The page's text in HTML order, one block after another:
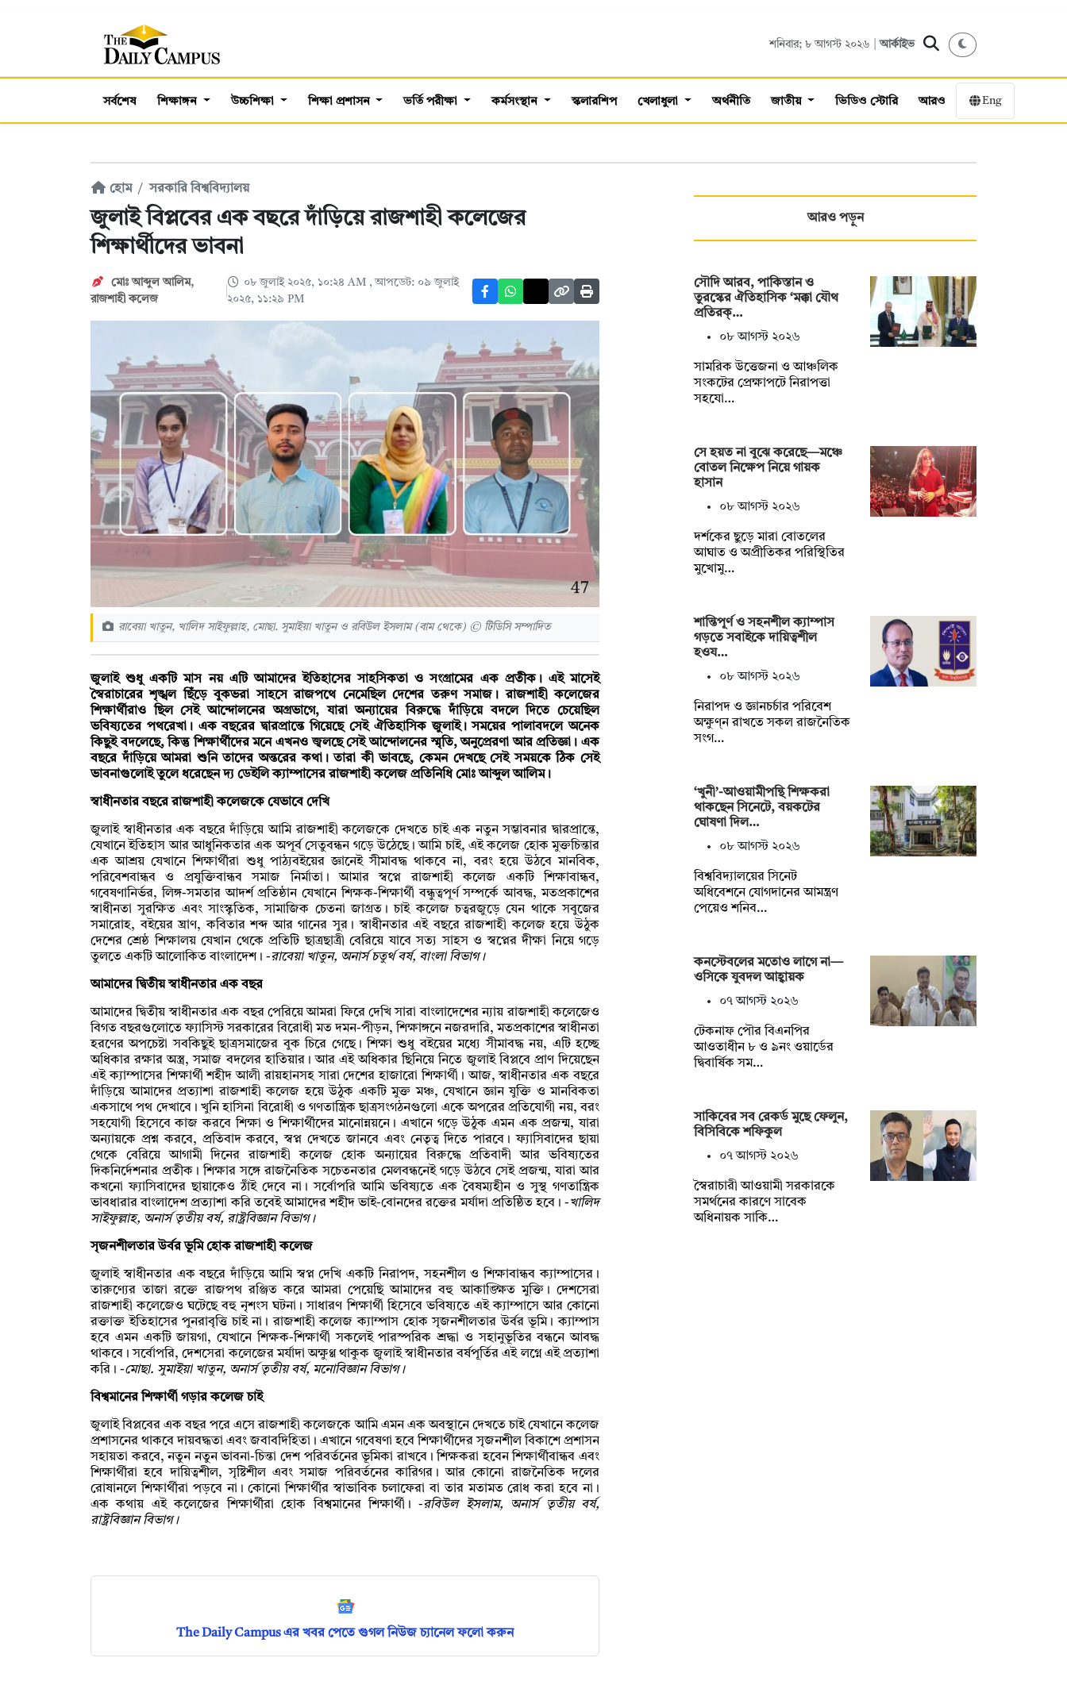
শনিবার; ৮ আগস্ট ২০২৬ |আর্কাইভ
সর্বশেষ শিক্ষাঙ্গন উচ্চশিক্ষা শিক্ষা প্রশাসন ভর্তি পরীক্ষা কর্মসংস্থান স্কলারশিপ খেলাধুলা অর্থনীতি জাতীয় ভিডিও স্টোরি আরও Eng
হোম সরকারি বিশ্ববিদ্যালয়
জুলাই বিপ্লবের এক বছরে দাঁড়িয়ে রাজশাহী কলেজের
শিক্ষার্থীদের ভাবনা
মোঃ আব্দুল আলিম,
রাজশাহী কলেজ
০৮ জুলাই ২০২৫, ১০:২৪ AM , আপডেট: ০৯ জুলাই
২০২৫, ১১:২৯ PM
রাবেয়া খাতুন, খালিদ সাইফুল্লাহ, মোছা. সুমাইয়া খাতুন ও রবিউল ইসলাম (বাম থেকে) © টিডিসি সম্পাদিত
জুলাই শুধু একটি মাস নয় এটি আমাদের ইতিহাসের সাহসিকতা ও সংগ্রামের এক প্রতীক। এই মাসেই
স্বৈরাচারের শৃঙ্খল ছিঁড়ে বুকভরা সাহসে রাজপথে নেমেছিল দেশের তরুণ সমাজ। রাজশাহী কলেজের
শিক্ষার্থীরাও ছিল সেই আন্দোলনের অগ্রভাগে, যারা অন্যায়ের বিরুদ্ধে দাঁড়িয়ে বদলে দিতে চেয়েছিল
ভবিষ্যতের পথরেখা। এক বছরের দ্বারপ্রান্তে গিয়েছে সেই ঐতিহাসিক জুলাই। সময়ের পালাবদলে অনেক
কিছুই বদলেছে, কিন্তু শিক্ষার্থীদের মনে এখনও জ্বলছে সেই আন্দোলনের স্মৃতি, অনুপ্রেরণা আর প্রতিজ্ঞা। এক
বছরে দাঁড়িয়ে আমরা শুনি তাদের অন্তরের কথা। তারা কী ভাবছে, কেমন দেখছে সেই সময়কে ঠিক সেই
ভাবনাগুলোই তুলে ধরেছেন দ্য ডেইলি ক্যাম্পাসের রাজশাহী কলেজ প্রতিনিধি মোঃ আব্দুল আলিম।
স্বাধীনতার বছরে রাজশাহী কলেজকে যেভাবে দেখি
জুলাই স্বাধীনতার এক বছরে দাঁড়িয়ে আমি রাজশাহী কলেজকে দেখতে চাই এক নতুন সম্ভাবনার দ্বারপ্রান্তে,
যেখানে ইতিহাস আর আধুনিকতার এক অপূর্ব সেতুবন্ধন গড়ে উঠেছে। আমি চাই, এই কলেজ হোক মুক্তচিন্তার
এক আশ্রয় যেখানে শিক্ষার্থীরা শুধু পাঠ্যবইয়ের জ্ঞানেই সীমাবদ্ধ থাকবে না, বরং হয়ে উঠবে মানবিক,
পরিবেশবান্ধব ও প্রযুক্তিবান্ধব সমাজ নির্মাতা। আমার স্বপ্নে রাজশাহী কলেজ একটি শিক্ষাবান্ধব,
গবেষণানির্ভর, লিঙ্গ-সমতার আদর্শ প্রতিষ্ঠান যেখানে শিক্ষক-শিক্ষার্থী বন্ধুত্বপূর্ণ সম্পর্কে আবদ্ধ, মতপ্রকাশের
স্বাধীনতা সুরক্ষিত এবং সাংস্কৃতিক, সামাজিক চেতনা জাগ্রত। চাই কলেজ চত্বরজুড়ে যেন থাকে সবুজের
সমারোহ, বইয়ের ঘ্রাণ, কবিতার শব্দ আর গানের সুর। স্বাধীনতার এই বছরে রাজশাহী কলেজ হয়ে উঠুক
দেশের শ্রেষ্ঠ শিক্ষালয় যেখান থেকে প্রতিটি ছাত্রছাত্রী বেরিয়ে যাবে সত্য সাহস ও স্বপ্নের দীক্ষা নিয়ে গড়ে
তুলতে একটি আলোকিত বাংলাদেশ। -রাবেয়া খাতুন, অনার্স চতুর্থ বর্ষ, বাংলা বিভাগ।
আমাদের দ্বিতীয় স্বাধীনতার এক বছর
আমাদের দ্বিতীয় স্বাধীনতার এক বছর পেরিয়ে আমরা ফিরে দেখি সারা বাংলাদেশের ন্যায় রাজশাহী কলেজেও
বিগত বছরগুলোতে ফ্যাসিস্ট সরকারের বিরোধী মত দমন-পীড়ন, শিক্ষাঙ্গনে নজরদারি, মতপ্রকাশের স্বাধীনতা
হরণের অপচেষ্টা সবকিছুই ছাত্রসমাজের বুক চিরে গেছে। শিক্ষা শুধু বইয়ের মধ্যে সীমাবদ্ধ নয়, এটি হচ্ছে
অধিকার রক্ষার অস্ত্র, সমাজ বদলের হাতিয়ার। আর এই অধিকার ছিনিয়ে নিতে জুলাই বিপ্লবে প্রাণ দিয়েছেন
এই ক্যাম্পাসের শিক্ষার্থী শহীদ আলী রায়হানসহ সারা দেশের হাজারো শিক্ষার্থী। আজ, স্বাধীনতার এক বছরে
দাঁড়িয়ে আমাদের প্রত্যাশা রাজশাহী কলেজ হয়ে উঠুক একটি মুক্ত মঞ্চ, যেখানে জ্ঞান যুক্তি ও মানবিকতা
একসাথে পথ দেখাবে। খুনি হাসিনা বিরোধী ও গণতান্ত্রিক ছাত্রসংগঠনগুলো একে অপরের প্রতিযোগী নয়, বরং
সহযোগী হিসেবে কাজ করবে শিক্ষা ও শিক্ষার্থীদের মানোন্নয়নে। এখানে গড়ে উঠুক এমন এক প্রজন্ম, যারা
অন্যায়কে প্রশ্ন করবে, প্রতিবাদ করবে, স্বপ্ন দেখতে জানবে এবং নেতৃত্ব দিতে পারবে। ফ্যাসিবাদের ছায়া
থেকে বেরিয়ে আগামী দিনের রাজশাহী কলেজ হোক অন্যায়ের বিরুদ্ধে প্রতিবাদী আর ভবিষ্যতের
দিকনির্দেশনার প্রতীক। শিক্ষার সঙ্গে রাজনৈতিক সচেতনতার মেলবন্ধনেই গড়ে উঠবে সেই প্রজন্ম, যারা আর
কখনো ফ্যাসিবাদের ছায়াকেও ঠাঁই দেবে না। সর্বোপরি আমি ভবিষ্যতে এক বৈষম্যহীন ও সুস্থ গণতান্ত্রিক
ভাবধারার বাংলাদেশ প্রত্যাশা করি তবেই আমাদের শহীদ ভাই-বোনদের রক্তের মর্যাদা প্রতিষ্ঠিত হবে। -খালিদ
সাইফুল্লাহ, অনার্স তৃতীয় বর্ষ, রাষ্ট্রবিজ্ঞান বিভাগ।
সৃজনশীলতার উর্বর ভূমি হোক রাজশাহী কলেজ
জুলাই স্বাধীনতার এক বছরে দাঁড়িয়ে আমি স্বপ্ন দেখি একটি নিরাপদ, সহনশীল ও শিক্ষাবান্ধব ক্যাম্পাসের।
তারুণ্যের তাজা রক্তে রাজপথ রঞ্জিত করে আমরা পেয়েছি আমাদের বহু আকাঙ্ক্ষিত মুক্তি। দেশসেরা
রাজশাহী কলেজেও ঘটেছে বহু নৃশংস ঘটনা। সাধারণ শিক্ষার্থী হিসেবে ভবিষ্যতে এই ক্যাম্পাসে আর কোনো
রক্তাক্ত ইতিহাসের পুনরাবৃত্তি চাই না। রাজশাহী কলেজ ক্যাম্পাস হোক সৃজনশীলতার উর্বর ভূমি। ক্যাম্পাস
হবে এমন একটি জায়গা, যেখানে শিক্ষক-শিক্ষার্থী সকলেই পারস্পরিক শ্রদ্ধা ও সহানুভূতির বন্ধনে আবদ্ধ
থাকবে। সর্বোপরি, দেশসেরা কলেজের মর্যাদা অক্ষুণ্ণ থাকুক জুলাই স্বাধীনতার বর্ষপূর্তির এই লগ্নে এই প্রত্যাশা
করি। -মোছা. সুমাইয়া খাতুন, অনার্স তৃতীয় বর্ষ, মনোবিজ্ঞান বিভাগ।
বিশ্বমানের শিক্ষার্থী গড়ার কলেজ চাই
জুলাই বিপ্লবের এক বছর পরে এসে রাজশাহী কলেজকে আমি এমন এক অবস্থানে দেখতে চাই যেখানে কলেজ
প্রশাসনের থাকবে দায়বদ্ধতা এবং জবাবদিহিতা। এখানে গবেষণা হবে শিক্ষার্থীদের সৃজনশীল বিকাশে প্রশাসন
সহায়তা করবে, নতুন নতুন ভাবনা-চিন্তা দেশ পরিবর্তনের ভূমিকা রাখবে। শিক্ষকরা হবেন শিক্ষার্থীবান্ধব এবং
শিক্ষার্থীরা হবে দায়িত্বশীল, সৃষ্টিশীল এবং সমাজ পরিবর্তনের কারিগর। আর কোনো রাজনৈতিক দলের
রোষানলে শিক্ষার্থীরা পড়বে না। কোনো শিক্ষার্থীর স্বাভাবিক চলাফেরা বা তার মতামত রোধ করা হবে না।
এক কথায় এই কলেজের শিক্ষার্থীরা হোক বিশ্বমানের শিক্ষার্থী। -রবিউল ইসলাম, অনার্স তৃতীয় বর্ষ,
রাষ্ট্রবিজ্ঞান বিভাগ।
The Daily Campus এর খবর পেতে গুগল নিউজ চ্যানেল ফলো করুন
আরও পড়ুন
সৌদি আরব, পাকিস্তান ও
তুরস্কের ঐতিহাসিক ‘মক্কা যৌথ
প্রতিরক্…
০৮ আগস্ট ২০২৬
সামরিক উত্তেজনা ও আঞ্চলিক
সংকটের প্রেক্ষাপটে নিরাপত্তা
সহযো…
সে হয়ত না ‍বুঝে করেছে—মঞ্চে
বোতল নিক্ষেপ নিয়ে গায়ক
হাসান
০৮ আগস্ট ২০২৬
দর্শকের ছুড়ে মারা বোতলের
আঘাত ও অপ্রীতিকর পরিস্থিতির
মুখোমু…
শান্তিপূর্ণ ও সহনশীল ক্যাম্পাস
গড়তে সবাইকে দায়িত্বশীল
হওয…
০৮ আগস্ট ২০২৬
নিরাপদ ও জ্ঞানচর্চার পরিবেশ
অক্ষুণ্ন রাখতে সকল রাজনৈতিক
সংগ…
‘খুনী’-আওয়ামীপন্থি শিক্ষকরা
থাকছেন সিনেটে, বয়কটের
ঘোষণা দিল…
০৮ আগস্ট ২০২৬
বিশ্ববিদ্যালয়ের সিনেট
অধিবেশনে যোগদানের আমন্ত্রণ
পেয়েও শনিব…
কনস্টেবলের মতোও লাগে না—
ওসিকে যুবদল আহ্বায়ক
০৭ আগস্ট ২০২৬
টেকনাফ পৌর বিএনপির
আওতাধীন ৮ ও ৯নং ওয়ার্ডের
দ্বিবার্ষিক সম…
সাকিবের সব রেকর্ড মুছে ফেলুন,
বিসিবিকে শফিকুল
০৭ আগস্ট ২০২৬
স্বৈরাচারী আওয়ামী সরকারকে
সমর্থনের কারণে সাবেক
অধিনায়ক সাকি…